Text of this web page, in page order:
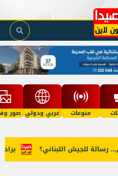
منوعات عربي ودولي صور
براد للجيش اللبناني؟